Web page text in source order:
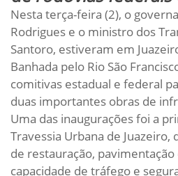
Nesta terça-feira (2), o
Rodrigues e o ministro dos
Santoro, estiveram em
Banhada pelo Rio São
comitivas estadual e federal
duas importantes obras de
Uma das inaugurações foi a
Travessia Urbana de
de restauração, pavimentação
capacidade de tráfego e